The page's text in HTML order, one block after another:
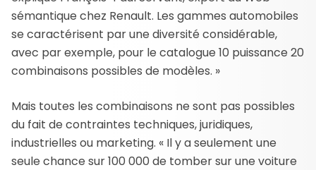
sémantique chez Renault. Les gammes automobiles
se caractérisent par une diversité considérable,
avec par exemple, pour le catalogue 10 puissance 20
combinaisons possibles de modèles. »
Mais toutes les combinaisons ne sont pas possibles
du fait de contraintes techniques, juridiques,
industrielles ou marketing. « Il y a seulement une
seule chance sur 100 000 de tomber sur une voiture